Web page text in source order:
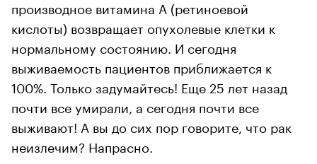
производное витамина А (ретиноевой
кислоты) возвращает опухолевые клетки к
нормальному состоянию. И сегодня
выживаемость пациентов приближается к
100%. Только задумайтесь! Еще 25 лет назад
почти все умирали, а сегодня почти все
выживают! А вы до сих пор говорите, что рак
неизлечим? Напрасно.